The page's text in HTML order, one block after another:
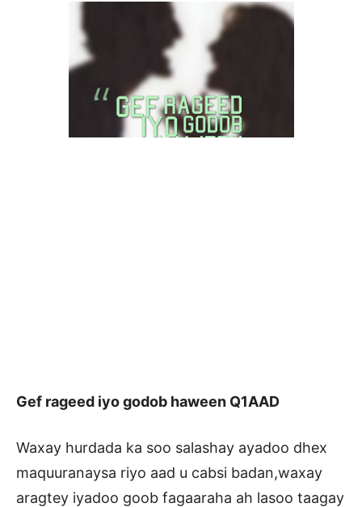
Gef rageed iyo godob haween Q1AAD
Waxay hurdada ka soo salashay ayadoo dhex
maquuranaysa riyo aad u cabsi badan,waxay
aragtey iyadoo goob fagaaraha ah lasoo taagay